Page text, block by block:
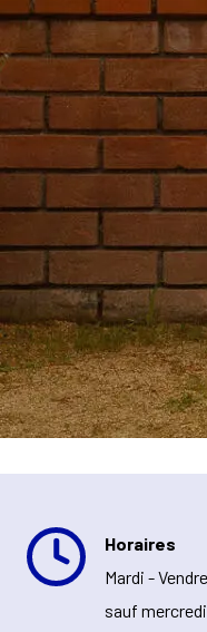
Horaires
Mardi -
sauf mercredi